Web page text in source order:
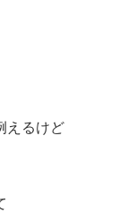
えるけど